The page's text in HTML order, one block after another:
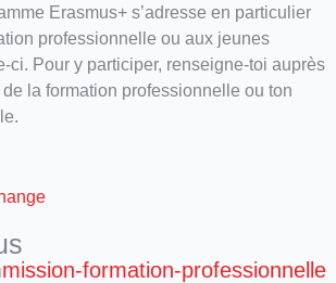
Erasmus+ s’adresse en particulier
professionnelle ou aux jeunes
ci. Pour y participer, renseigne-toi auprès
la formation professionnelle ou ton
formation-professionnelle